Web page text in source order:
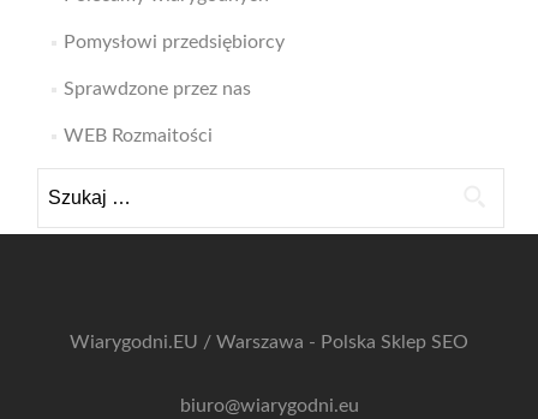
Pomysłowi przedsiębiorcy
Sprawdzone przez nas
WEB Rozmaitości
Wiarygodni.EU / Warszawa - Polska Sklep SEO
biuro@wiarygodni.eu